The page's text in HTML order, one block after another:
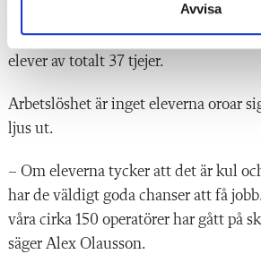
Avvisa
Skolan jobbar aktivt med att jämna ut
könsrepresentationen, men för
elever av totalt 37 tjejer.
Arbetslöshet är inget eleverna oroar
ljus ut.
– Om eleverna tycker att det är kul
har de väldigt goda chanser att få
våra cirka 150 operatörer har gått på
säger Alex Olausson.